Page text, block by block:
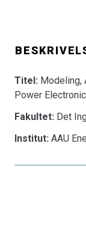
Titel: Modeling,
Power
Fakultet: Det
Institut: AAU